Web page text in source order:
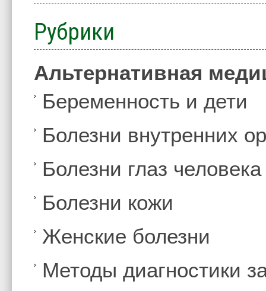
Рубрики
Альтернативная
Беременность и дети
Болезни внутренних
Болезни глаз человека
Болезни кожи
Женские болезни
Методы диагностики